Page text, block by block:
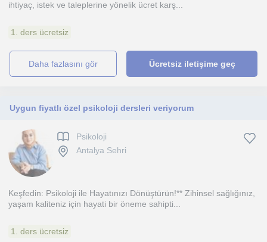
ihtiyaç, istek ve taleplerine yönelik ücret karş...
1. ders ücretsiz
daha fazlasını gör Ücretsiz iletişime geç
Uygun fiyatlı özel psikoloji dersleri veriyorum
Psikoloji
Antalya Sehri
Keşfedin: Psikoloji ile Hayatınızı Dönüştürün!** Zihinsel sağlığınız,
yaşam kaliteniz için hayati bir öneme sahipti...
1. ders ücretsiz